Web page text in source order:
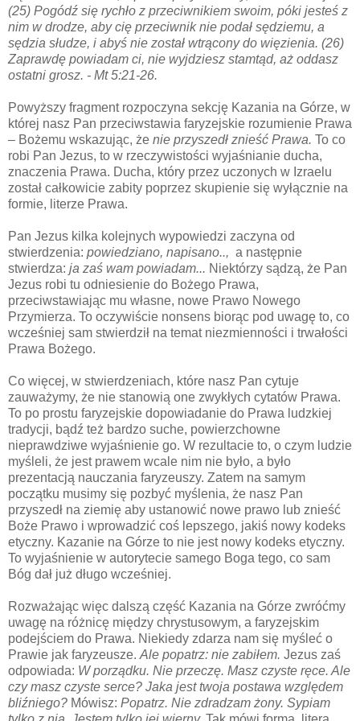
(25) Pogódź się rychło z przeciwnikiem swoim, póki jesteś z
nim w drodze, aby cię przeciwnik nie podał sędziemu, a
sędzia słudze, i abyś nie został wtrącony do więzienia. (26)
Zaprawdę powiadam ci, nie wyjdziesz stamtąd, aż oddasz
ostatni grosz. - Mt 5:21-26.
Powyższy fragment rozpoczyna sekcję Kazania na Górze, w
której nasz Pan przeciwstawia faryzejskie rozumienie Prawa
– Bożemu wskazując, że nie przyszedł znieść Prawa. To co
robi Pan Jezus, to w rzeczywistości wyjaśnianie ducha,
znaczenia Prawa. Ducha, który przez uczonych w Izraelu
został całkowicie zabity poprzez skupienie się wyłącznie na
formie, literze Prawa.
Pan Jezus kilka kolejnych wypowiedzi zaczyna od
stwierdzenia: powiedziano, napisano.., a następnie
stwierdza: ja zaś wam powiadam... Niektórzy sądzą, że Pan
Jezus robi tu odniesienie do Bożego Prawa,
przeciwstawiając mu własne, nowe Prawo Nowego
Przymierza. To oczywiście nonsens biorąc pod uwagę to, co
wcześniej sam stwierdził na temat niezmienności i trwałości
Prawa Bożego.
Co więcej, w stwierdzeniach, które nasz Pan cytuje
zauważymy, że nie stanowią one zwykłych cytatów Prawa.
To po prostu faryzejskie dopowiadanie do Prawa ludzkiej
tradycji, bądź też bardzo suche, powierzchowne
nieprawdziwe wyjaśnienie go. W rezultacie to, o czym ludzie
myśleli, że jest prawem wcale nim nie było, a było
prezentacją nauczania faryzeuszy. Zatem na samym
początku musimy się pozbyć myślenia, że nasz Pan
przyszedł na ziemię aby ustanowić nowe prawo lub znieść
Boże Prawo i wprowadzić coś lepszego, jakiś nowy kodeks
etyczny. Kazanie na Górze to nie jest nowy kodeks etyczny.
To wyjaśnienie w autorytecie samego Boga tego, co sam
Bóg dał już długo wcześniej.
Rozważając więc dalszą część Kazania na Górze zwróćmy
uwagę na różnicę między chrystusowym, a faryzejskim
podejściem do Prawa. Niekiedy zdarza nam się myśleć o
Prawie jak faryzeusze. Ale popatrz: nie zabiłem. Jezus zaś
odpowiada: W porządku. Nie przeczę. Masz czyste ręce. Ale
czy masz czyste serce? Jaka jest twoja postawa względem
bliźniego? Mówisz: Popatrz. Nie zdradzam żony. Sypiam